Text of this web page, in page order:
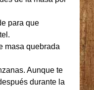
para que
masa quebrada
Aunque te
durante la